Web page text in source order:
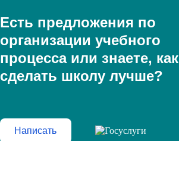
Есть предложения по
организации учебного
процесса или знаете, как
сделать школу лучше?
Написать